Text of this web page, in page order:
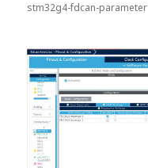
stm32g4-fdcan-parameter